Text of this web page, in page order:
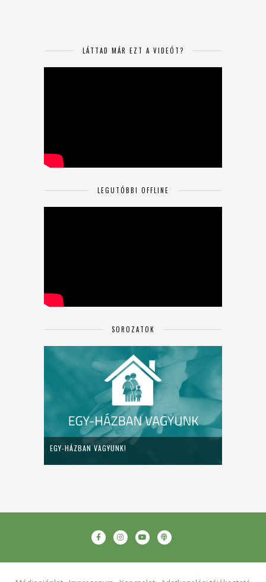
LÁTTAD MÁR EZT A VIDEÓT?
LEGUTÓBBI OFFLINE
SOROZATOK
EGY-HÁZBAN VAGYUNK!